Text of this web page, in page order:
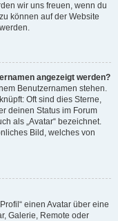
wir uns freuen, wenn du
können auf der Website
angezeigt werden?
Benutzernamen stehen.
Oft sind dies Sterne,
deinen Status im Forum
als „Avatar“ bezeichnet.
Bild, welches von
einen Avatar über eine
Galerie, Remote oder